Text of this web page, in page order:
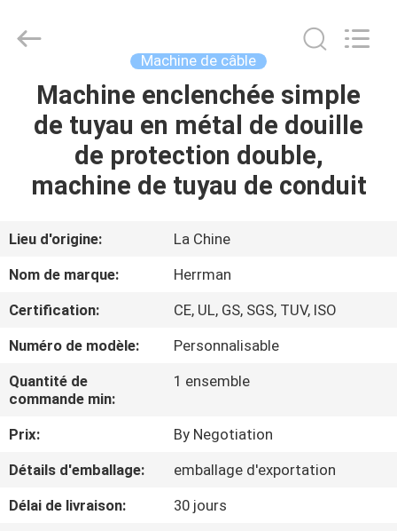
MAISON
PRODUITS
PROPOS
DE
NOUS
VISITE
D'USINE
CONTRÔLE
DE
QUALITÉ
Rights
Machine de câble
Machine enclenchée simple
de tuyau en métal de douille
de protection double,
machine de tuyau de conduit
Lieu d'origine:
La Chine
Nom de marque:
Herrman
Certification:
CE, UL, GS, SGS, TUV, ISO
Numéro de modèle:
Personnalisable
Quantité de
commande min:
1 ensemble
Prix:
By Negotiation
Détails d'emballage:
emballage d'exportation
Délai de livraison:
30 jours